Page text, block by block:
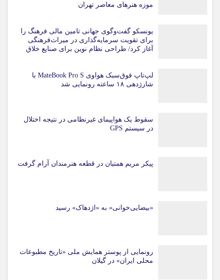
موزه هنرهای معاصر تهران
یونسکو گفت‌وگوی جهانی تامین مالی فرهنگ را
برای تقویت سرمایه‌گذاری در میراث‌فرهنگی
آغاز کرد/ طراحی نظام نوین برای صنایع خلاق
لپ‌تاپ فوق‌سبک هواوی MateBook Pro S با
شارژدهی ۱۸ ساعته رونمایی شد
سقوط یک هواپیمای غیرنظامی در نتیجه اختلال
در سیستم‌ GPS
پیکر مریم همتیان در قطعه هنرمندان آرام گرفت
«بیضایی‌خوانی» به «اژدهاک» رسید
رونمایی از پوستر همایش ملی «تاریخ مطبوعات
محلی ایران» در گیلان